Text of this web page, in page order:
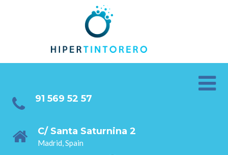
91 569 52 57
C/ Santa Saturnina 2
Madrid, Spain